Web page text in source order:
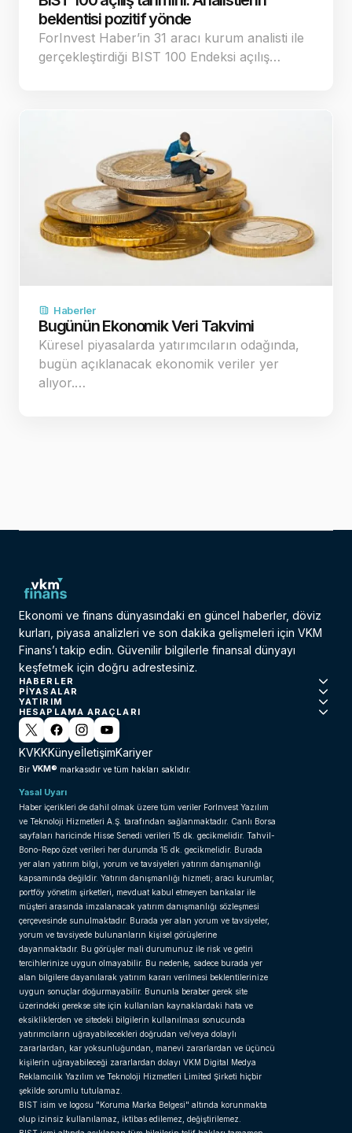
beklentisi pozitif yönde
ForInvest Haber’in 31 aracı kurum analisti ile
gerçekleştirdiği BIST 100 Endeksi açılış…
Haberler
Bugünün Ekonomik Veri Takvimi
Küresel piyasalarda yatırımcıların odağında,
bugün açıklanacak ekonomik veriler yer
alıyor.…
Ekonomi ve finans dünyasındaki en güncel haberler, döviz
kurları, piyasa analizleri ve son dakika gelişmeleri için VKM
Finans’ı takip edin. Güvenilir bilgilerle finansal dünyayı
keşfetmek için doğru adrestesiniz.
HABERLER
PIYASALAR
YATIRIM
HESAPLAMA ARAÇLARI
KVKKKünyeİletişimKariyer
Bir VKM® markasıdır ve tüm hakları saklıdır.
Yasal Uyarı
Haber içerikleri de dahil olmak üzere tüm veriler ForInvest Yazılım
ve Teknoloji Hizmetleri A.Ş. tarafından sağlanmaktadır. Canlı Borsa
sayfaları haricinde Hisse Senedi verileri 15 dk. gecikmelidir. Tahvil-
Bono-Repo özet verileri her durumda 15 dk. gecikmelidir. Burada
yer alan yatırım bilgi, yorum ve tavsiyeleri yatırım danışmanlığı
kapsamında değildir. Yatırım danışmanlığı hizmeti; aracı kurumlar,
portföy yönetim şirketleri, mevduat kabul etmeyen bankalar ile
müşteri arasında imzalanacak yatırım danışmanlığı sözleşmesi
çerçevesinde sunulmaktadır. Burada yer alan yorum ve tavsiyeler,
yorum ve tavsiyede bulunanların kişisel görüşlerine
dayanmaktadır. Bu görüşler mali durumunuz ile risk ve getiri
tercihlerinize uygun olmayabilir. Bu nedenle, sadece burada yer
alan bilgilere dayanılarak yatırım kararı verilmesi beklentilerinize
uygun sonuçlar doğurmayabilir. Bununla beraber gerek site
üzerindeki gerekse site için kullanılan kaynaklardaki hata ve
eksikliklerden ve sitedeki bilgilerin kullanılması sonucunda
yatırımcıların uğrayabilecekleri doğrudan ve/veya dolaylı
zararlardan, kar yoksunluğundan, manevi zararlardan ve üçüncü
kişilerin uğrayabileceği zararlardan dolayı VKM Digital Medya
Reklamcılık Yazılım ve Teknoloji Hizmetleri Limited Şirketi hiçbir
şekilde sorumlu tutulamaz.
BIST isim ve logosu "Koruma Marka Belgesi" altında korunmakta
olup izinsiz kullanılamaz, iktibas edilemez, değiştirilemez.